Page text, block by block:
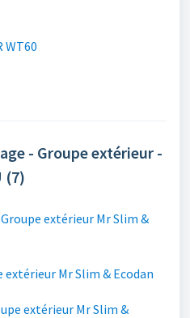
WT60
- Groupe extérieur -
(7)
extérieur Mr Slim &
extérieur Mr Slim & Ecodan
extérieur Mr Slim &